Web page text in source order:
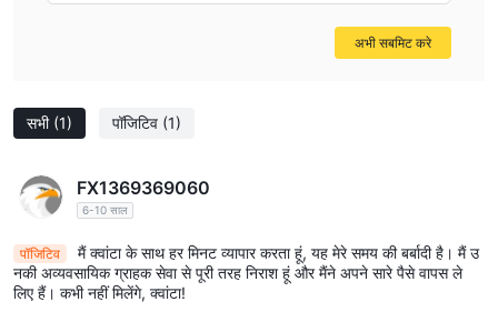
सभी (1) पॉजिटिव (1)
FX1369369060
6-10 साल
पॉजिटिव
मैं क्वांटा के साथ हर मिनट व्यापार करता हूं, यह मेरे समय की बर्बादी है। मैं उ
नकी अव्यवसायिक ग्राहक सेवा से पूरी तरह निराश हूं और मैंने अपने सारे पैसे वापस ले
लिए हैं। कभी नहीं मिलेंगे, क्वांटा!
अभी सबमिट करे